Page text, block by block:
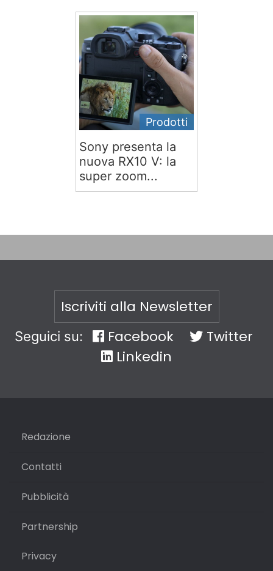
Prodotti
Sony presenta la
nuova RX10 V: la
super zoom...
Iscriviti alla Newsletter
Seguici su: Facebook
Twitter
Linkedin
Redazione
Contatti
Pubblicità
Partnership
Privacy